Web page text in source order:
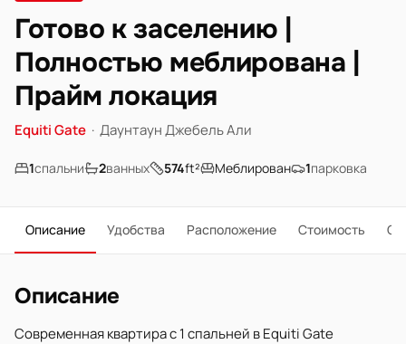
Готово к заселению |
Полностью меблирована |
Прайм локация
Equiti Gate · Даунтаун Джебель Али
1спальни 2ванных 574ft² Меблирован 1парковка
Описание Удобства Расположение Стоимость О
Описание
Современная квартира с 1 спальней в Equiti Gate